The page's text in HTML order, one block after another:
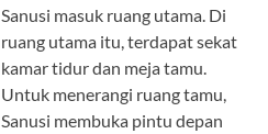
Sanusi masuk ruang utama. Di
ruang utama itu, terdapat sekat
kamar tidur dan meja tamu.
Untuk menerangi ruang tamu,
Sanusi membuka pintu depan